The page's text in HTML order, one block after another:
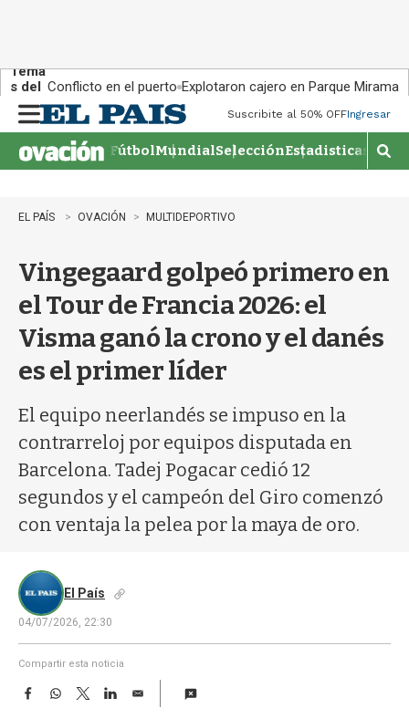
Tema
s del
día:
Conflicto en el puerto Explotaron cajero en Parque Miramar
n
u
Suscribite al 50% OFFIngresar
FútbolMundialSelecciónEstadisticas
M
o
r
b
q
EL PAÍS OVACIÓN MULTIDEPORTIVO
Vingegaard golpeó primero en
el Tour de Francia 2026: el
Visma ganó la crono y el danés
es el primer líder
El equipo neerlandés se impuso en la
contrarreloj por equipos disputada en
Barcelona. Tadej Pogacar cedió 12
segundos y el campeón del Giro comenzó
con ventaja la pelea por la maya de oro.
El País
04/07/2026, 22:30
Compartir esta noticia
F
W
T
w
L
E